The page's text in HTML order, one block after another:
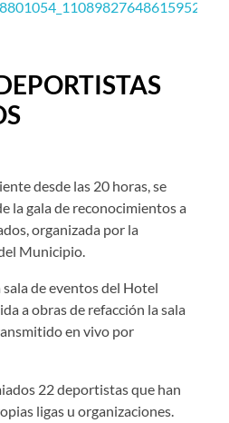
desde las 20 horas, se
la gala de reconocimientos a
organizada por la
Municipio.
sala de eventos del Hotel
a obras de refacción la sala
en vivo por
22 deportistas que han
ligas u organizaciones.